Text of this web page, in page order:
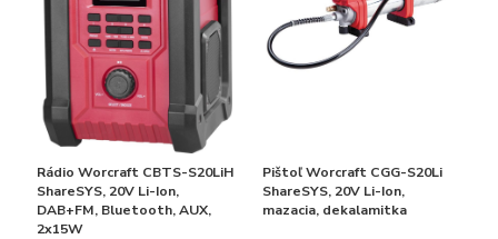
Rádio Worcraft CBTS-S20LiH
ShareSYS, 20V Li-Ion,
DAB+FM, Bluetooth, AUX,
2x15W
Pištoľ Worcraft CGG-S20Li
ShareSYS, 20V Li-Ion,
mazacia, dekalamitka